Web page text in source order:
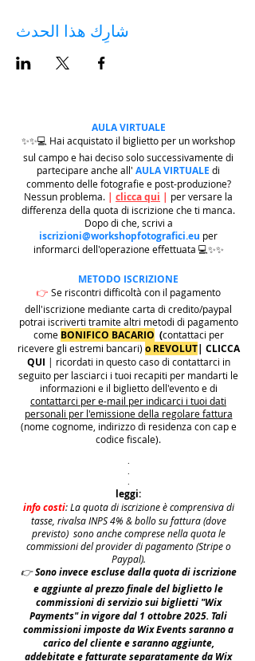
شارِك هذا الحدث
AULA VIRTUALE
✨✨💻 Hai acquistato il biglietto per un workshop
sul campo e hai deciso solo successivamente di
partecipare anche all' AULA VIRTUALE di
commento delle fotografie e post-produzione?
Nessun problema. | clicca qui | per versare la
differenza della quota di iscrizione che ti manca.
Dopo di che, scrivi a
iscrizioni@workshopfotografici.eu per
informarci dell'operazione effettuata 💻✨✨
METODO ISCRIZIONE
👉 Se riscontri difficoltà con il pagamento
dell'iscrizione mediante carta di credito/paypal
potrai iscriverti tramite altri metodi di pagamento
come BONIFICO BACARIO (contattaci per
ricevere gli estremi bancari) o REVOLUT| CLICCA
QUI | ricordati in questo caso di contattarci in
seguito per lasciarci i tuoi recapiti per mandarti le
informazioni e il biglietto dell'evento e di
contattarci per e-mail per indicarci i tuoi dati
personali per l'emissione della regolare fattura
(nome cognome, indirizzo di residenza con cap e
codice fiscale).
.
.
.
leggi:
info costi: La quota di iscrizione è comprensiva di
tasse, rivalsa INPS 4% & bollo su fattura (dove
previsto) sono anche comprese nella quota le
commissioni del provider di pagamento (Stripe o
Paypal).
👉Sono invece escluse dalla quota di iscrizione
e aggiunte al prezzo finale del biglietto le
commissioni di servizio sui biglietti "Wix
Payments" in vigore dal 1 ottobre 2025. Tali
commissioni imposte da Wix Events saranno a
carico del cliente e saranno aggiunte,
addebitate e fatturate separatamente da Wix